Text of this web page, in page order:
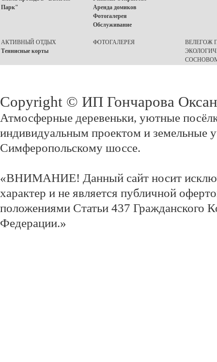
Парк"
Аренда домиков
Фотогалерея
Обслуживание
АКТИВНЫЙ ОТДЫХ
Теннисные корты
ФОТОГАЛЕРЕЯ
ВЕЛЕГОЖ
Copyright © ИП Гончарова
Атмосферные деревеньки, уютные
индивидуальным проектом и земельные
Симферопольскому шоссе.
«ВНИМАНИЕ! Данный сайт носит
характер и не является публичной
положениями Статьи 437 Гражданского
Федерации.»